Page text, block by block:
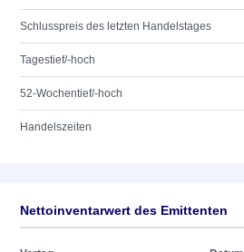
Schlusspreis des letzten Handelstages
Tagestief/-hoch
52-Wochentief/-hoch
Handelszeiten
Nettoinventarwert des Emittenten